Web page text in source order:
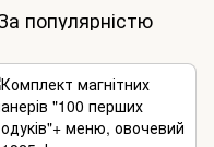
популярністю